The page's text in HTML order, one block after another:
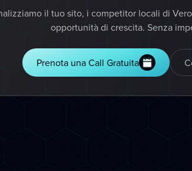
il tuo sito, i competitor locali di
opportunità di crescita. Senza
Prenota una Call Gratuita